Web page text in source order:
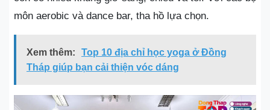
môn aerobic và dance bar, tha hồ lựa chọn.
Xem thêm:
Top 10 địa chỉ học yoga ở Đồng
Tháp giúp bạn cải thiện vóc dáng